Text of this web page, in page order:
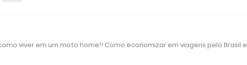
viver em um moto home!! Como economizar em viagens pelo Brasil e